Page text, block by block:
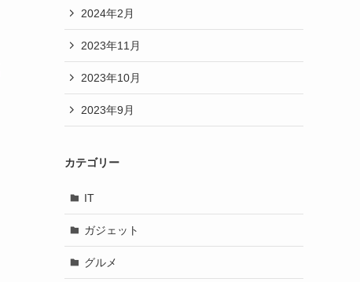
2024年2月
2023年11月
2023年10月
2023年9月
カテゴリー
IT
ガジェット
グルメ